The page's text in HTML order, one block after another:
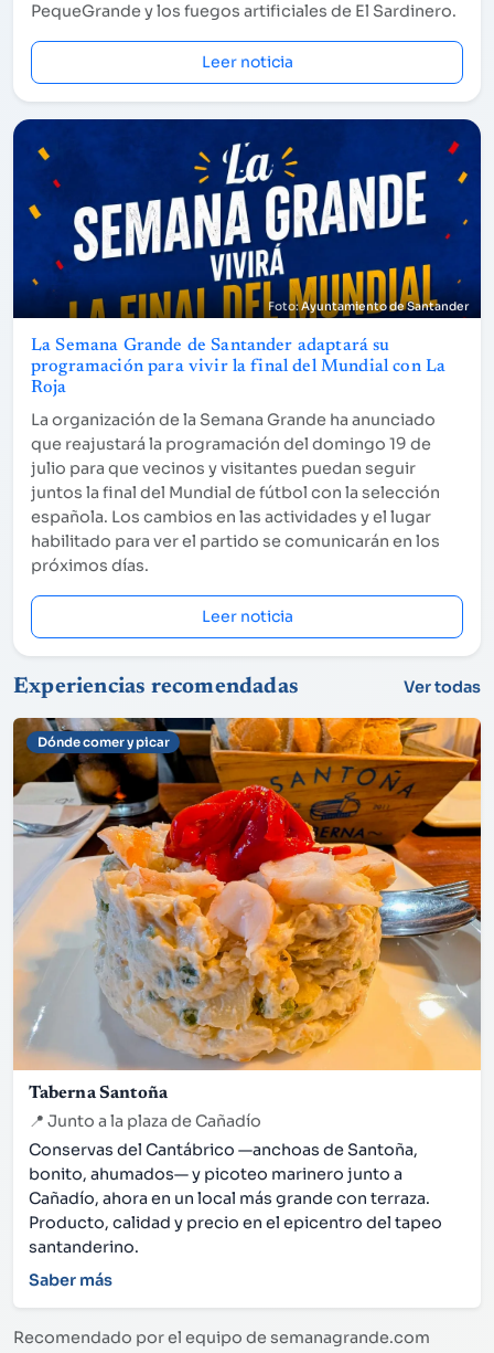
PequeGrande y los fuegos artificiales de El Sardinero.
Leer noticia
Ayuntamiento de Santander
La Semana Grande de Santander adaptará su
programación para vivir la final del Mundial con La
Roja
La organización de la Semana Grande ha anunciado
que reajustará la programación del domingo 19 de
julio para que vecinos y visitantes puedan seguir
juntos la final del Mundial de fútbol con la selección
española. Los cambios en las actividades y el lugar
habilitado para ver el partido se comunicarán en los
próximos días.
Leer noticia
Experiencias recomendadas Ver todas
Dónde comer y picar
Taberna Santoña
📍 Junto a la plaza de Cañadío
Conservas del Cantábrico —anchoas de Santoña,
bonito, ahumados— y picoteo marinero junto a
Cañadío, ahora en un local más grande con terraza.
Producto, calidad y precio en el epicentro del tapeo
santanderino.
Saber más
Recomendado por el equipo de semanagrande.com